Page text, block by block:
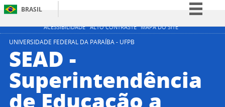
ACESSIBILIDADE ALTO CONTRASTE MAPA DO SITE
BRASIL
Simplifique!
Acesso à informação
Legislação
UNIVERSIDADE FEDERAL DA PARAÍBA - UFPB
SEAD -
Superintendência
de Educação a